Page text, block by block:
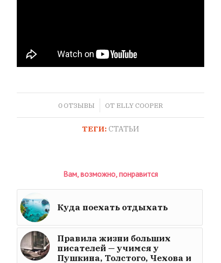
0 ОТЗЫВЫ
/ ОТ ELLY COOPER
ТЕГИ: СТАТЬИ
Вам, возможно, понравится
Куда поехать отдыхать
Правила жизни больших
писателей — учимся у
Пушкина, Толстого, Чехова и